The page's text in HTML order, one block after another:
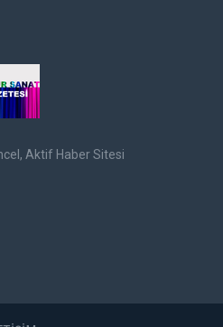
Aktif Haber Sitesi